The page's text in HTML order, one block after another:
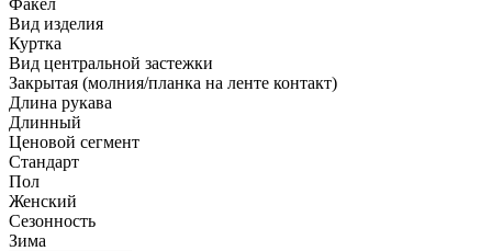
Вид изделия
Куртка
Вид центральной застежки
Закрытая (молния/планка на ленте контакт)
Длина рукава
Длинный
Ценовой сегмент
Стандарт
Пол
Женский
Сезонность
Зима